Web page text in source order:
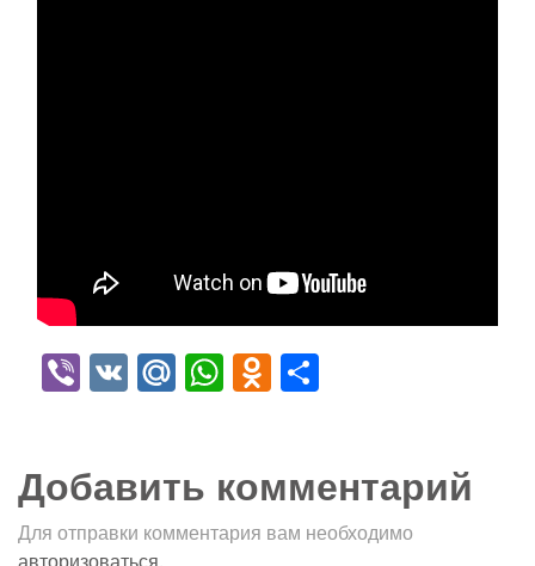
Viber
VK Mail.Ru
WhatsApp
Odnoklassniki
Добавить комментарий
Для отправки комментария вам необходимо
авторизоваться.